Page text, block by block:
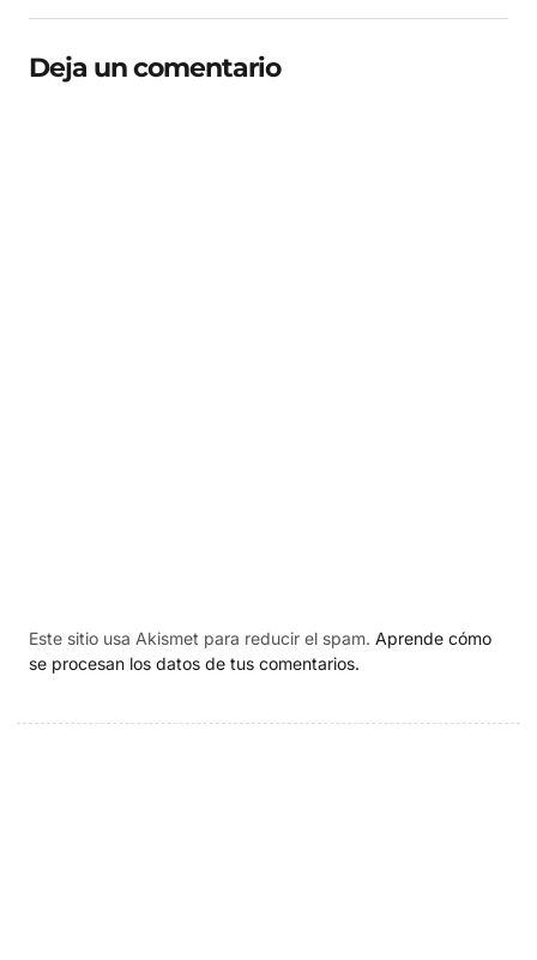
Deja un comentario
Este sitio usa Akismet para reducir el spam. Aprende cómo
se procesan los datos de tus comentarios.